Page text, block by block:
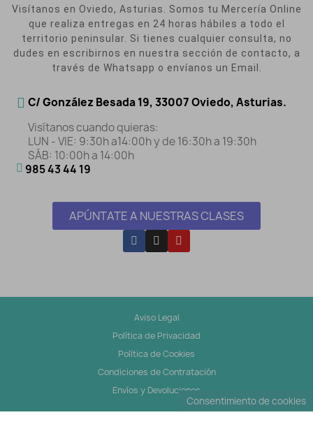
Visítanos en Oviedo, Asturias. Somos tu Mercería Online
que realiza entregas en 24 horas hábiles a todo el
territorio peninsular. Si tienes cualquier consulta, no
dudes en escribirnos en nuestra sección de contacto, a
través de Whatsapp o envíanos un Email.
C/ González Besada 19, 33007 Oviedo, Asturias.
Visítanos cuando quieras:
LUN - VIE: 9:30h a14:00h y de 16:30h a 19:30h
SÁB: 10:00h a 14:00h
985 43 44 19
APÚNTATE A NUESTRAS CLASES
Aviso Legal
Política de Privacidad
Política de Cookies
Condiciones de Contratación
Envíos y Devoluciones
Consentimiento de cookies